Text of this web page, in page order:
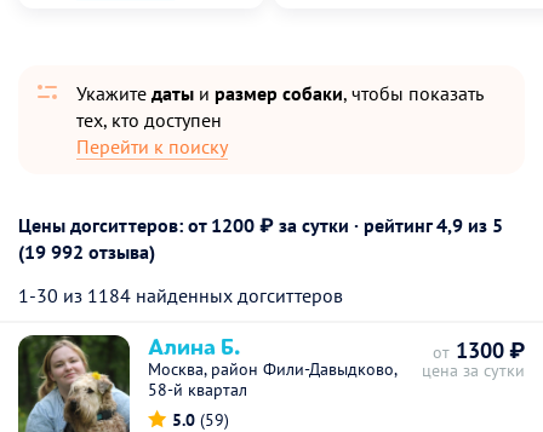
Укажите даты и размер собаки, чтобы показать
тех, кто доступен
Перейти к поиску
Цены догситтеров: от 1200 ₽ за сутки · рейтинг4,9 из 5
(19 992 отзыва)
1-30 из 1184 найденных догситтеров
Алина Б.
Москва, район Фили-Давыдково,
58-й квартал
5.0 (59)
от 1300 ₽
цена за сутки